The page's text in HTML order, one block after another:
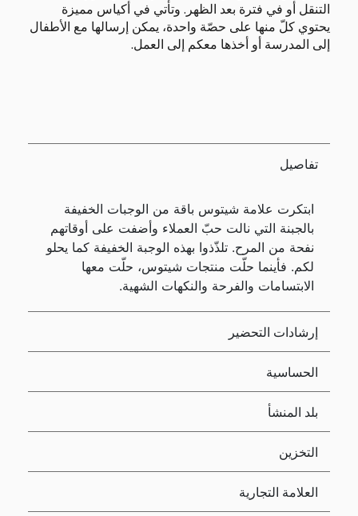
التنقل أو في فترة بعد الظهر. وتأتي في أكياس مميزة
يحتوي كلّ منها على حصّة واحدة، يمكن إرسالها مع الأطفال
إلى المدرسة أو أخذها معكم إلى العمل.
تفاصيل
ابتكرت علامة شيتوس باقة من الوجبات الخفيفة
بالجبنة التي نالت حبّ العملاء وأضفت على أوقاتهم
نفحة من المرح. تلذّذوا بهذه الوجبة الخفيفة كما يحلو
لكم. فأينما حلّت منتجات شيتوس، حلّت معها
الابتسامات والفرحة والنكهات الشهية.
إرشادات التحضير
الحساسية
بلد المنشأ
التخزين
العلامة التجارية